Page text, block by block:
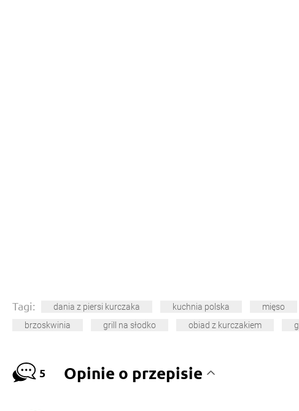
Tagi: dania z piersi kurczaka kuchnia polska mięso
brzoskwinia
grill na słodko obiad z kurczakiem
5 Opinie o przepisie